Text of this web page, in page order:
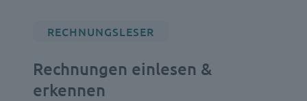
RECHNUNGSLESER
Rechnungen einlesen &
erkennen